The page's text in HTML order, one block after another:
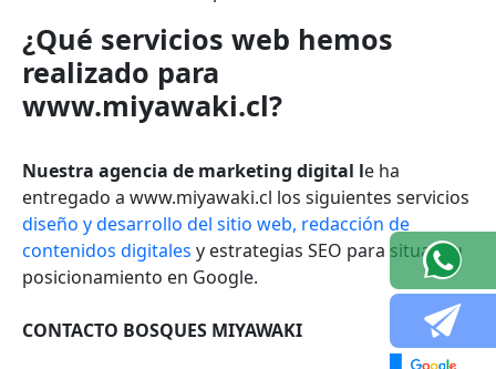
¿Qué servicios web hemos
realizado para
www.miyawaki.cl?
Nuestra agencia de marketing digital le ha
entregado a www.miyawaki.cl los siguientes servicios
diseño y desarrollo del sitio web, redacción de
contenidos digitales y estrategias SEO para situar su
posicionamiento en Google.
CONTACTO BOSQUES MIYAWAKI